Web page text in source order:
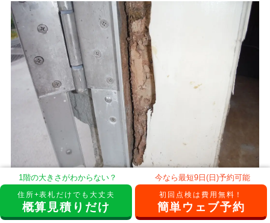
また、庭や敷地内の木製の杭などが餌場となっている場
合もよく見受けられます。
1階の大きさがわからない？
住所+表札だけでも大丈夫
概算見積りだけ
今なら最短9日(日)予約可能
初回点検は費用無料！
簡単ウェブ予約